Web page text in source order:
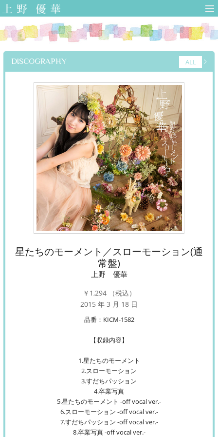
上野優華 オフィ
シャルサイト-
Yuuka Ueno
Official Web Site-
DISCOGRAPHY ALL
星たちのモーメント／スローモーション(通
常盤)
上野 優華
￥1,294
（税込）
2015 年 3 月 18 日
品番：KICM-1582
【収録内容】
1.星たちのモーメント
2.スローモーション
3.すだちパッション
4.卒業写真
5.星たちのモーメント -off vocal ver.-
6.スローモーション -off vocal ver.-
7.すだちパッション -off vocal ver.-
8.卒業写真 -off vocal ver.-